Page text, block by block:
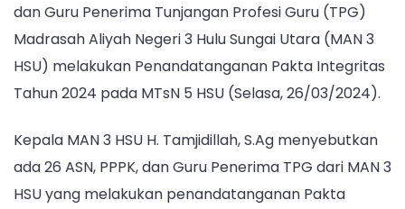
Penerima
TPG
Lakukan
Penandatanganan
Pakta
dan Guru Penerima Tunjangan Profesi Guru (TPG)
Madrasah Aliyah Negeri 3 Hulu Sungai Utara (MAN 3
HSU) melakukan Penandatanganan Pakta Integritas
Tahun 2024 pada MTsN 5 HSU (Selasa, 26/03/2024).
Kepala MAN 3 HSU H. Tamjidillah, S.Ag menyebutkan
ada 26 ASN, PPPK, dan Guru Penerima TPG dari MAN 3
HSU yang melakukan penandatanganan Pakta